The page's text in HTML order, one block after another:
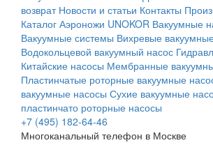
возврат Новости и статьи Контакты
Каталог Аэроножи UNOKOR Вакуумные
Вакуумные системы Вихревые
Водокольцевой вакуумный насос
Китайские насосы Мембранные
Пластинчатые роторные вакуумные
вакуумные насосы Сухие вакуумные
пластинчато роторные насосы
+7 (495) 182-64-46
Многоканальный телефон в Москве